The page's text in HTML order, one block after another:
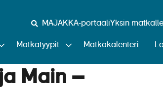
MAJAKKA-portaaliYksin
Matkatyypit Matkakalenteri
Main –